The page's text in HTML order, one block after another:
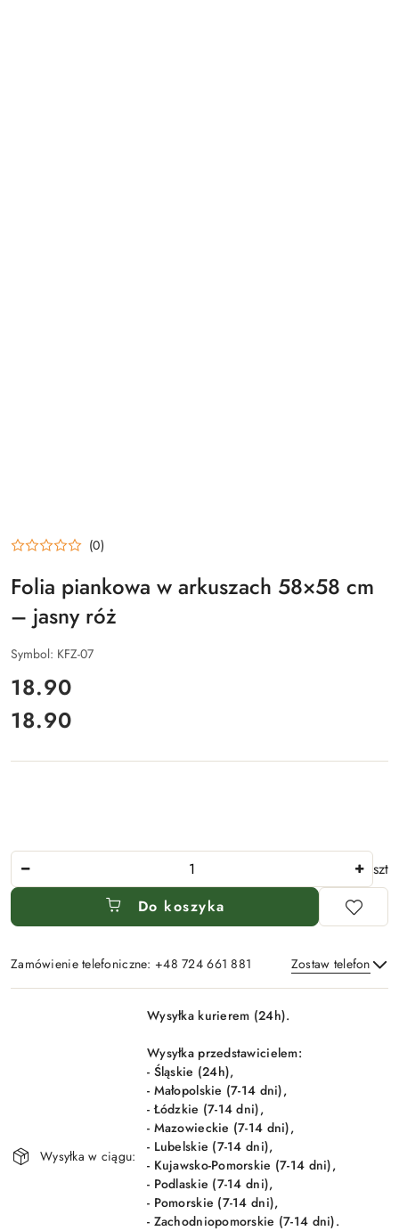
(0)
Folia piankowa w arkuszach 58×58 cm
– jasny róż
Symbol: KFZ-07
cena:
18.90
Cena:
18.90
szt
Do koszyka
Zamówienie telefoniczne: +48 724 661 881 Zostaw telefon
Wyślij
Wysyłka w ciągu:
Wysyłka kurierem (24h).
Wysyłka przedstawicielem:
- Śląskie (24h),
- Małopolskie (7-14 dni),
- Łódzkie (7-14 dni),
- Mazowieckie (7-14 dni),
- Lubelskie (7-14 dni),
- Kujawsko-Pomorskie (7-14 dni),
- Podlaskie (7-14 dni),
- Pomorskie (7-14 dni),
- Zachodniopomorskie (7-14 dni).